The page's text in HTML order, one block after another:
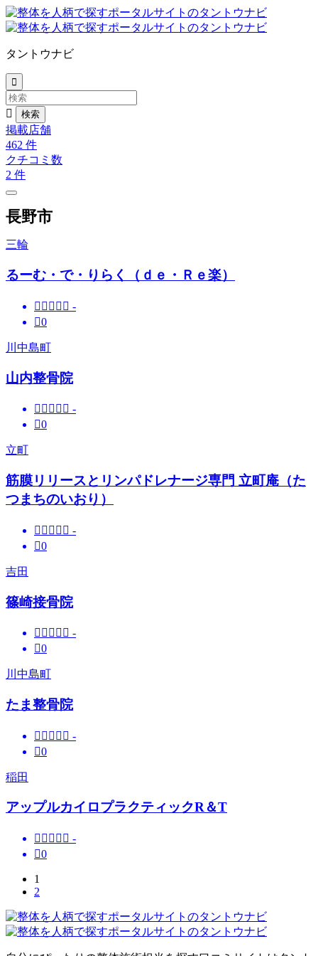
タントウナビ


掲載店舗
462 件
クチコミ数
2 件
長野市
三輪
るーむ・で・りらく（ｄｅ・Ｒｅ楽）
     -
0
川中島町
山内整骨院
     -
0
立町
筋膜リリースとリンパドレナージ専門 立町庵（た
つまちのいおり）
     -
0
吉田
篠崎接骨院
     -
0
川中島町
たま整骨院
     -
0
稲田
アップルカイロプラクティックR＆T
     -
0
1
2